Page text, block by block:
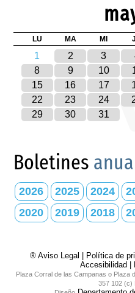
LU MA MI
1 2 3
8
9 10
15
16 17
22
23 24
29
30 31
Boletines
2026 2025 2024
2020
2019 2018
® Aviso Legal | Política de
Accesibilidad|
Plaza Corral de las Campanas o Plaza
357 102 (c)